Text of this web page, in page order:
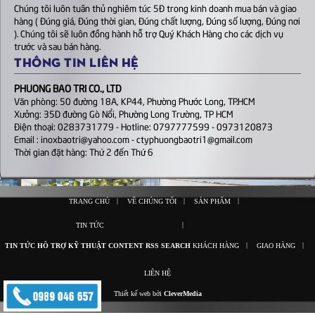
Chúng tôi luôn tuân thủ nghiêm túc 5Đ trong kinh doanh mua bán và giao
hàng ( Đúng giá, Đúng thời gian, Đúng chất lượng, Đúng số lượng, Đúng nơi
). Chúng tôi sẽ luôn đồng hành hỗ trợ Quý Khách Hàng cho các dịch vụ
trước và sau bán hàng.
THÔNG TIN LIÊN HỆ
PHUONG BAO TRI CO., LTD
Văn phòng: 50 đường 18A, KP44, Phường Phước Long, TP.HCM
Xưởng: 35D đường Gò Nổi, Phường Long Trường, TP HCM
Điện thoại: 0283731779 - Hotline: 0797777599 - 0973120873
Email : inoxbaotri@yahoo.com - ctyphuongbaotri1@gmail.com
Thời gian đặt hàng: Thứ 2 đến Thứ 6
TRANG CHỦ | VỀ CHÚNG TÔI | SẢN PHẨM |
TIN TỨC |
TIN TỨC HỖ TRỢ KỸ THUẬT CONTENT RSS SEARCH KHÁCH HÀNG | GIAO HÀNG |
LIÊN HỆ
Thiết kế web bởi CleverMedia